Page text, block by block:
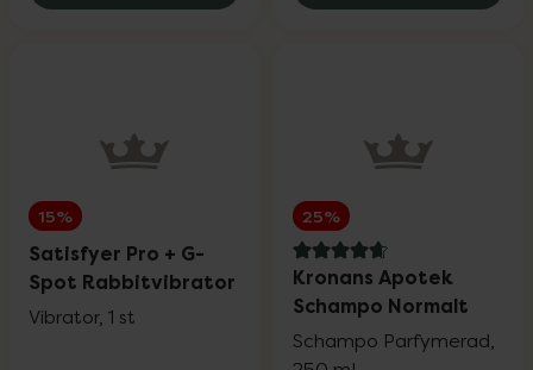
15%
Satisfyer Pro + G-
Spot Rabbitvibrator
Vibrator, 1 st
25%
4.7 av 5 i omdöme
Kronans Apotek
Schampo Normalt
Schampo Parfymerad,